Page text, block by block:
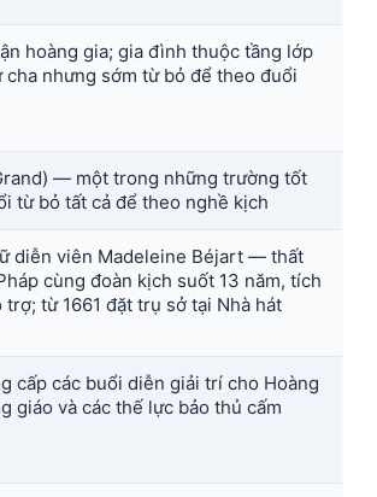
hoàng gia; gia đình thuộc tầng lớp
nhưng sớm từ bỏ để theo đuổi
— một trong những trường tốt
từ bỏ tất cả để theo nghề kịch
diễn viên Madeleine Béjart — thất
cùng đoàn kịch suốt 13 năm, tích
từ 1661 đặt trụ sở tại Nhà hát
cấp các buổi diễn giải trí cho Hoàng
giáo và các thế lực bảo thủ cấm